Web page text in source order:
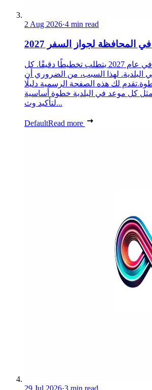
2 Aug 2026·4 min read
المحافظة لجواز السفر 2027
الحصول على جواز سفر في عام 2027 يتطلب تخطيطًا دقيقًا. كل
البلدية. لهذا السبب، من الضروري أن
لك هذه الصفحة الرسمية دليلًا
كل موعد في البلدية خطوة أساسية
لتأكيد وث...
DefaultRead more
29 Jul 2026·3 min read